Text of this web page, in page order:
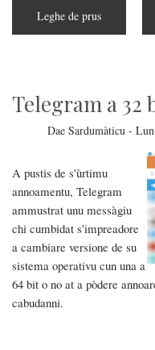
Leghe de prus
est
Whatsapp
Telegram a 32
Dae Sardumàticu -
A pustis de s'ùrtimu
annoamentu, Telegram
ammustrat unu messàgiu
chi cumbidat s'impreadore
a cambiare versione de su
sistema operativu cun una a
64 bit o no at a pòdere
cabudanni.